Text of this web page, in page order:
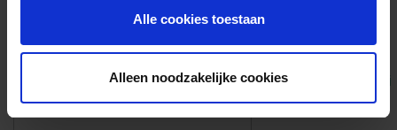
Alle cookies toestaan
Alleen noodzakelijke cookies Eigen foto’s